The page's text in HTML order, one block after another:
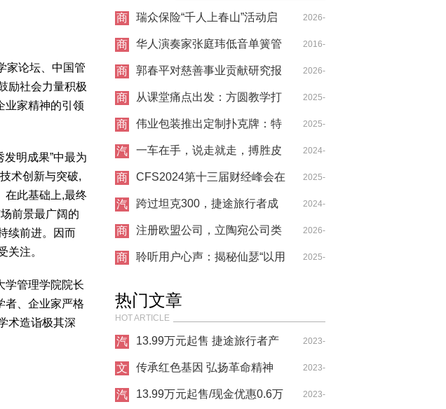
家论坛、中国管
励社会力量积极
业家精神的引领
明成果”中最为
术创新与突破,
在此基础上,最终
前景最广阔的
续前进。因而
关注。
学管理学院院长
者、企业家严格
术造诣极其深
商
瑞众保险“千人上春山”活动启
幕
2026-
04-23
商
华人演奏家张庭玮低音单簧管
惊艳NAfME全美音乐教育大会
2016-
11-12
商
郭春平对慈善事业贡献研究报
告——发明创造是最大的公益
2026-
07-01
商
从课堂痛点出发：方圆教学打
造“耐用+智能”教学设备新范式
2025-
05-28
商
伟业包装推出定制扑克牌：特
种黑芯纸，手感扎实更耐用，
送礼自用两相宜
2025-
07-03
汽
一车在手，说走就走，搏胜皮
卡带你探寻初秋的凉爽
2024-
09-03
商
CFS2024第十三届财经峰会在
京举办，现代牧业荣获“2024
数智化创新引领奖”
2025-
01-11
汽
跨过坦克300，捷途旅行者成
销量黑马
2024-
09-22
商
注册欧盟公司，立陶宛公司类
型的选择和注册流程详细介绍
2026-
04-30
商
聆听用户心声：揭秘仙瑟“以用 2025-
热门文章
HOT ARTICLE
汽
13.99万元起售 捷途旅行者产
品力表现很突出！
2023-
09-29
文
传承红色基因 弘扬革命精神
——韩银山一行寻访牛子龙将
2023-
07-29
汽
13.99万元起售/现金优惠0.6万 2023-